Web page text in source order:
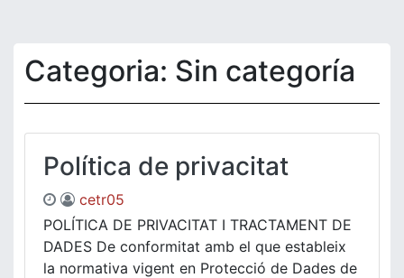
Categoria: Sin categoría
Política de privacitat
cetr05
POLÍTICA DE PRIVACITAT I TRACTAMENT DE
DADES De conformitat amb el que estableix
la normativa vigent en Protecció de Dades de